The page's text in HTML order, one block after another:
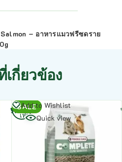
– อาหารแมวฟรีซดราย
กี่ยวข้อง
SALE
Add to Wishlist
Quick view
อ่าน
เพิ่ม